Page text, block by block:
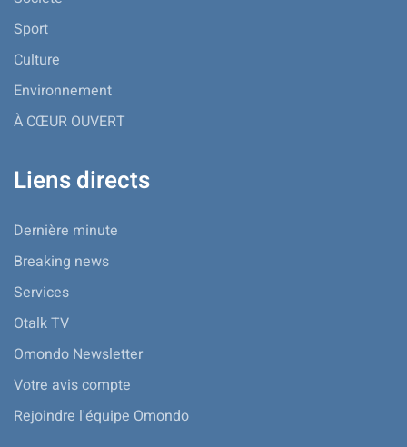
Sport
Culture
Environnement
À CŒUR OUVERT
Liens directs
Dernière minute
Breaking news
Services
Otalk TV
Omondo Newsletter
Votre avis compte
Rejoindre l'équipe Omondo